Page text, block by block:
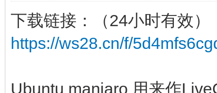
下载链接：（24小时有效）
https://ws28.cn/f/
Ubuntu manjaro 用来作